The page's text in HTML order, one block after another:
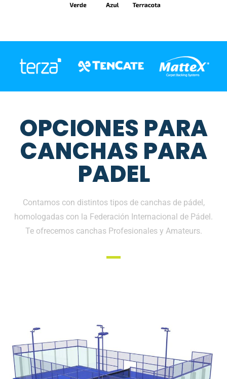
OPCIONES PARA
CANCHAS PARA
PADEL
Contamos con distintos tipos de canchas de pádel,
homologadas con la Federación Internacional de Pádel.
Te ofrecemos canchas Profesionales y Amateurs.